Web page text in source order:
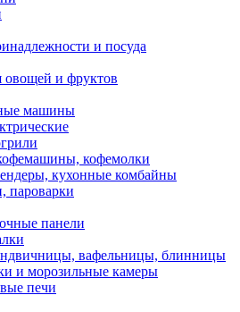
и посуда
и фруктов
машины
кофемолки
кухонные комбайны
пароварки
панели
вафельницы, блинницы
и морозильные камеры
печи